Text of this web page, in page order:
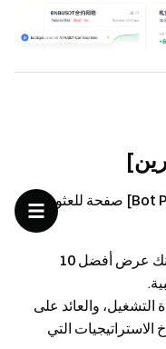
صفحة للعثور على
عرض
أفضل 10
.
والعائد على
التي